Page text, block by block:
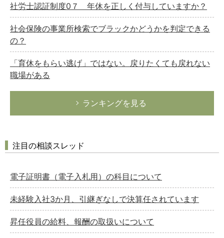
社労士認証制度0７ 年休を正しく付与していますか？
社会保険の事業所検索でブラックかどうかを判定できる
の？
「育休をもらい逃げ」ではない。戻りたくても戻れない
職場がある
ランキングを見る
注目の相談スレッド
電子証明書（電子入札用）の科目について
未経験入社3か月、引継ぎなしで決算任されています
昇任役員の給料、報酬の取扱いについて